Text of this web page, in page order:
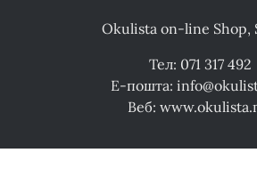
Okulista on-line Shop,
Тел: 071 317 492
Е-пошта:
Веб: